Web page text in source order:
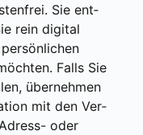
Sie ent­
rein digi­tal
Falls Sie
über­neh­men
mit den Ver­
oder